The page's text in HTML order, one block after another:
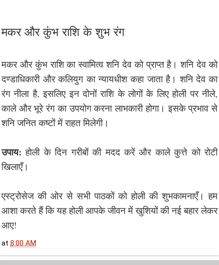
मकर और कुंभ राशि के शुभ रंग
मकर और कुंभ राशि का स्वामित्व शनि देव को प्राप्त है। शनि देव को
दण्डाधिकारी और कलियुग का न्यायधीश कहा जाता है। शनि देव का
रंग नीला है, इसलिए इन दोनों राशि के लोगों के लिए होली पर नीले,
काले और भूरे रंग का उपयोग करना लाभकारी होगा। इसके प्रभाव से
शनि जनित कष्टों में राहत मिलेगी।
उपाय: होली के दिन गरीबों की मदद करें और काले कुत्ते को रोटी
खिलाएँ।
एस्ट्रोसेज की ओर से सभी पाठकों को होली की शुभकामनाएँ। हम
आशा करते हैं कि यह होली आपके जीवन में खुशियों की नई बहार लेकर
आए!
at 8:00 AM